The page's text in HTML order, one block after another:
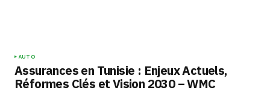
AUTO
Assurances en Tunisie : Enjeux Actuels,
Réformes Clés et Vision 2030 – WMC